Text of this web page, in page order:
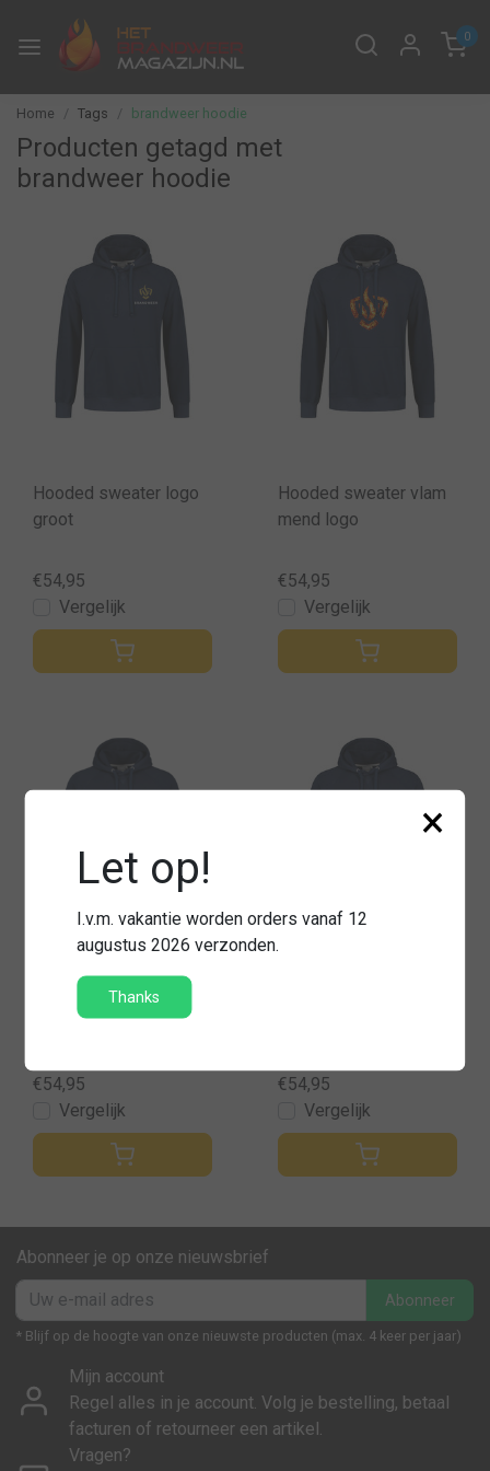
0
Home Tags brandweer hoodie
Producten getagd met
brandweer hoodie
Hooded sweater logo
groot
€54,95
Vergelijk
Hooded sweater vlam
mend logo
€54,95
Vergelijk
Hooded sweater firefig
€54,95
Vergelijk
€54,95
Vergelijk
Abonneer je op onze nieuwsbrief
Abonneer
* Blijf op de hoogte van onze nieuwste producten (max. 4 keer per jaar)
Mijn account
Regel alles in je account. Volg je bestelling, betaal
facturen of retourneer een artikel.
Vragen?
×
Let op!
I.v.m. vakantie worden orders vanaf 12
augustus 2026 verzonden.
Thanks